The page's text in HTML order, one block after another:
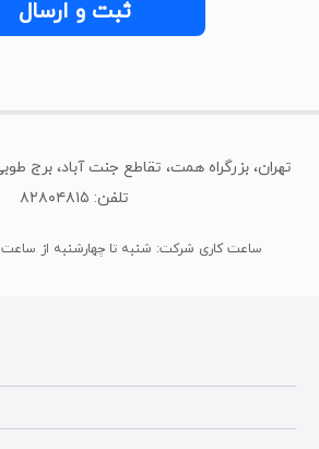
ثبت و ارسال
تلفن: ۸۲۸۰۴۸۱۵
ساعت کاری شرکت: شنبه تا چهارشنبه از ساعت ۹ صبح تا ۵ بعدازظهر